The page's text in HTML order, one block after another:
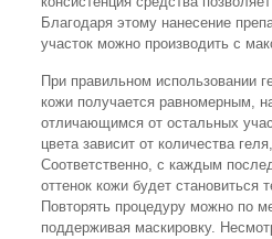
Благодаря этому нанесение
участок можно производить с
При правильном использовании
кожи получается равномерным,
отличающимся от остальных
цвета зависит от количества
Соответственно, с каждым
оттенок кожи будет становиться
Повторять процедуру можно по
поддерживая маскировку.